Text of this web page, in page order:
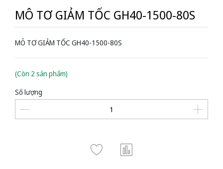
MÔ TƠ GIẢM TỐC GH40-1500-80S
MÔ TƠ GIẢM TỐC GH40-1500-80S
(Còn 2 sản phẩm)
Số lượng